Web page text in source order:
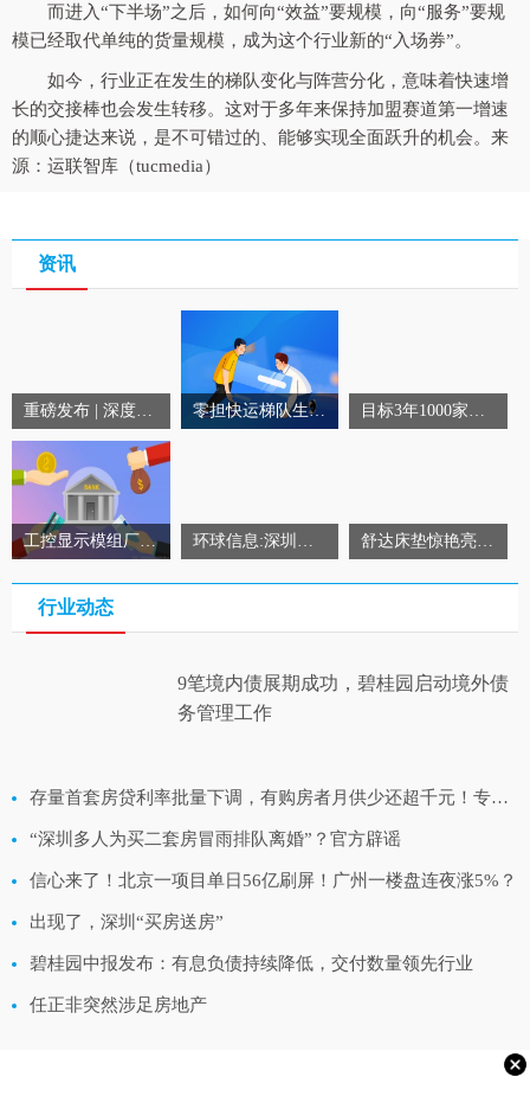
而进入“下半场”之后，如何向“效益”要规模，向“服务”要规
模已经取代单纯的货量规模，成为这个行业新的“入场券”。
如今，行业正在发生的梯队变化与阵营分化，意味着快速增
长的交接棒也会发生转移。这对于多年来保持加盟赛道第一增速
的顺心捷达来说，是不可错过的、能够实现全面跃升的机会。来
源：运联智库（tucmedia）
资讯
重磅发布 | 深度解读《莱住时尚生活法则》,这才是00后的第一个家! 零担快运梯队生变、阵营分化,给谁创造了机会? 目标3年1000家店!源氏木语亮相深圳展,实木新零售如何制胜? 信息
工控显示模组厂家有哪些?想定制、交期快认准KTC优质源头厂家 环球短讯 环球信息:深圳时尚家居设计周圆满闭幕,德国 88 年品牌乐德飞翼,引领科技智能睡眠 舒达床垫惊艳亮相深圳国际家具展,打造健康睡眠新方式!-播资讯
行业动态
9笔境内债展期成功，碧桂园启动境外债
务管理工作
存量首套房贷利率批量下调，有购房者月供少还超千元！专业人士：还有这些积极影响
“深圳多人为买二套房冒雨排队离婚”？官方辟谣
信心来了！北京一项目单日56亿刷屏！广州一楼盘连夜涨5%？
出现了，深圳“买房送房”
碧桂园中报发布：有息负债持续降低，交付数量领先行业
任正非突然涉足房地产